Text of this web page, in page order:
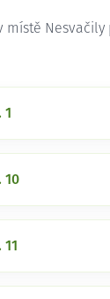
místě
1
10